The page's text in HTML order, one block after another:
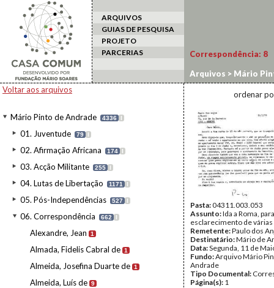
ARQUIVOS
GUIAS DE PESQUISA
PROJETO
PARCERIAS
Voltar aos arquivos
Mário Pinto de Andrade 4336 I
01. Juventude 79 I
02. Afirmação Africana 174 I
03. Acção Militante 255 I
04. Lutas de Libertação 1171 I
05. Pós-Independências 527 I
06. Correspondência 662 I
Alexandre, Jean 1
Almada, Fidelis Cabral de 1
Almeida, Josefina Duarte de 1
Almeida, Luís de 9
Correspondência: 8
Arquivos > Mário
ordenar
Pasta:04311.003.053
Assunto:Ida a Roma, para
esclarecimento de
Remetente:Paulo dos
Destinatário:Mário de
Data:Segunda, 11 de
Fundo:Arquivo Mário
Andrade
Tipo Documental:
Página(s): 1